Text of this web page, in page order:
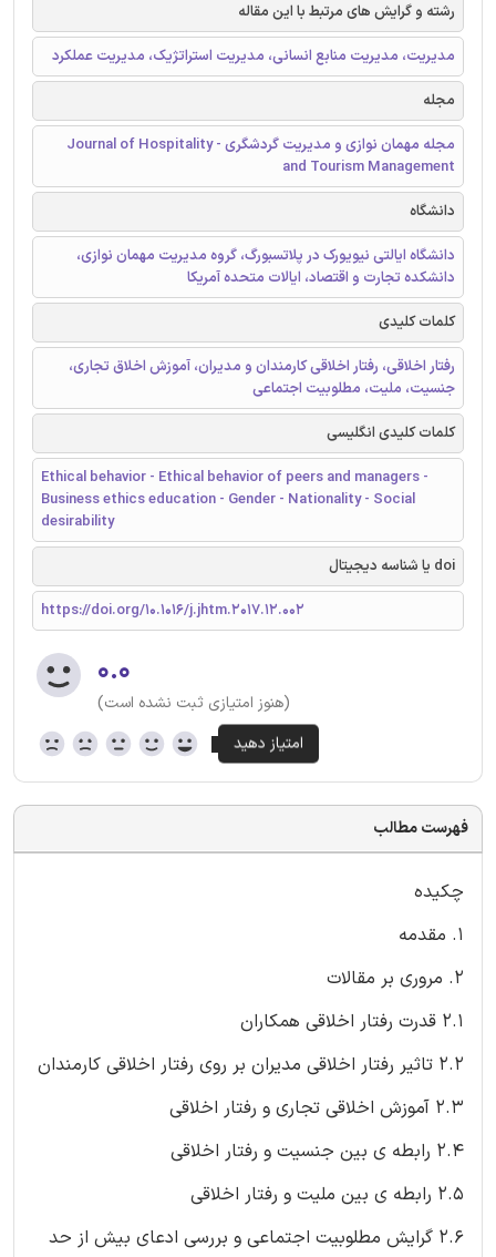
رشته و گرایش های مرتبط با این مقاله
مدیریت، مدیریت منابع انسانی، مدیریت استراتژیک، مدیریت عملکرد
مجله
مجله مهمان نوازی و مدیریت گردشگری - Journal of Hospitality
and Tourism Management
دانشگاه
دانشگاه ایالتی نیویورک در پلاتسبورگ، گروه مدیریت مهمان نوازی،
دانشکده تجارت و اقتصاد، ایالات متحده آمریکا
کلمات کلیدی
رفتار اخلاقی، رفتار اخلاقی کارمندان و مدیران، آموزش اخلاق تجاری،
جنسیت، ملیت، مطلوبیت اجتماعی
کلمات کلیدی انگلیسی
Ethical behavior - Ethical behavior of peers and managers -
Business ethics education - Gender - Nationality - Social
desirability
doi یا شناسه دیجیتال
https://doi.org/10.1016/j.jhtm.2017.12.002
۰.۰
(هنوز امتیازی ثبت نشده است)
فهرست مطالب
چکیده
1. مقدمه
2. مروری بر مقالات
2.1 قدرت رفتار اخلاقی همکاران
2.2 تاثیر رفتار اخلاقی مدیران بر روی رفتار اخلاقی کارمندان
2.3 آموزش اخلاقی تجاری و رفتار اخلاقی
2.4 رابطه ی بین جنسیت و رفتار اخلاقی
2.5 رابطه ی بین ملیت و رفتار اخلاقی
2.6 گرایش مطلوبیت اجتماعی و بررسی ادعای بیش از حد